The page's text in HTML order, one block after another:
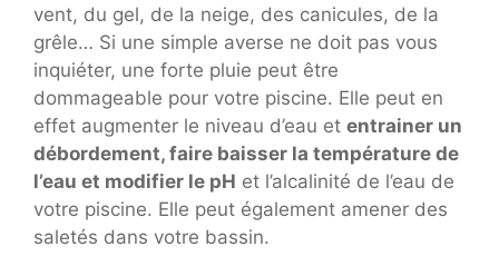
vent, du gel, de la neige, des canicules, de la
grêle… Si une simple averse ne doit pas vous
inquiéter, une forte pluie peut être
dommageable pour votre piscine. Elle peut en
effet augmenter le niveau d’eau et entrainer un
débordement, faire baisser la température de
l’eau et modifier le pH et l’alcalinité de l’eau de
votre piscine. Elle peut également amener des
saletés dans votre bassin.